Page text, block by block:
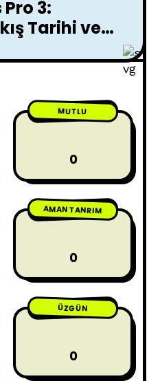
3:
Tarihi ve
MUTLU
0
AMAN TANRIM
0
ÜZGÜN
0